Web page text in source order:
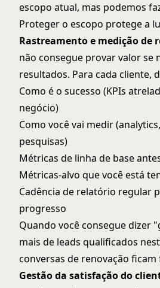
escopo atual, mas podemos
Proteger o escopo protege a
Rastreamento e medição de
não consegue provar valor se
resultados. Para cada cliente,
Como é o sucesso (KPIs
negócio)
Como você vai medir
pesquisas)
Métricas de linha de base
Métricas-alvo que você está
Cadência de relatório regular
progresso
Quando você consegue dizer
mais de leads qualificados
conversas de renovação ficam
Gestão da satisfação do